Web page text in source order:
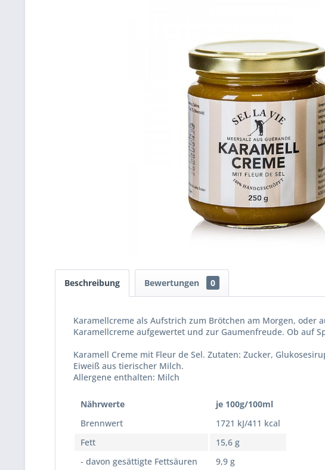
Beschreibung Bewertungen 0
Karamellcreme als Aufstrich zum Brötchen am Morgen, oder
Karamellcreme aufgewertet und zur Gaumenfreude. Ob auf
Karamell Creme mit Fleur de Sel. Zutaten: Zucker,
Eiweiß aus tierischer Milch.
Allergene enthalten: Milch
Nährwerte
je 100g/100ml
Brennwert
1721 kJ/411 kcal
Fett
15,6 g
- davon gesättigte Fettsäuren
9,9 g